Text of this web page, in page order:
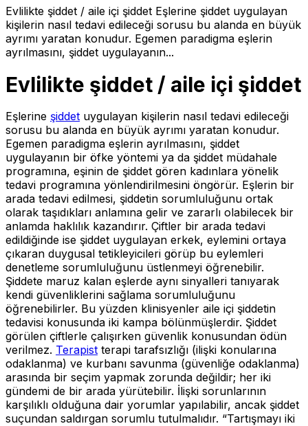
Evlilikte şiddet / aile içi şiddet Eşlerine şiddet uygulayan
kişilerin nasıl tedavi edileceği sorusu bu alanda en büyük
ayrımı yaratan konudur. Egemen paradigma eşlerin
ayrılmasını, şiddet uygulayanın...
Evlilikte şiddet / aile içi şiddet
Eşlerine şiddet uygulayan kişilerin nasıl tedavi edileceği
sorusu bu alanda en büyük ayrımı yaratan konudur.
Egemen paradigma eşlerin ayrılmasını, şiddet
uygulayanın bir öfke yöntemi ya da şiddet müdahale
programına, eşinin de şiddet gören kadınlara yönelik
tedavi programına yönlendirilmesini öngörür. Eşlerin bir
arada tedavi edilmesi, şiddetin sorumluluğunu ortak
olarak taşıdıkları anlamına gelir ve zararlı olabilecek bir
anlamda haklılık kazandırır. Çiftler bir arada tedavi
edildiğinde ise şiddet uygulayan erkek, eylemini ortaya
çıkaran duygusal tetikleyicileri görüp bu eylemleri
denetleme sorumluluğunu üstlenmeyi öğrenebilir.
Şiddete maruz kalan eşlerde aynı sinyalleri tanıyarak
kendi güvenliklerini sağlama sorumluluğunu
öğrenebilirler. Bu yüzden klinisyenler aile içi şiddetin
tedavisi konusunda iki kampa bölünmüşlerdir. Şiddet
görülen çiftlerle çalışırken güvenlik konusundan ödün
verilmez. Terapist terapi tarafsızlığı (ilişki konularına
odaklanma) ve kurbanı savunma (güvenliğe odaklanma)
arasında bir seçim yapmak zorunda değildir; her iki
gündemi de bir arada yürütebilir. İlişki sorunlarının
karşılıklı olduğuna dair yorumlar yapılabilir, ancak şiddet
suçundan saldırgan sorumlu tutulmalıdır. “Tartışmayı iki